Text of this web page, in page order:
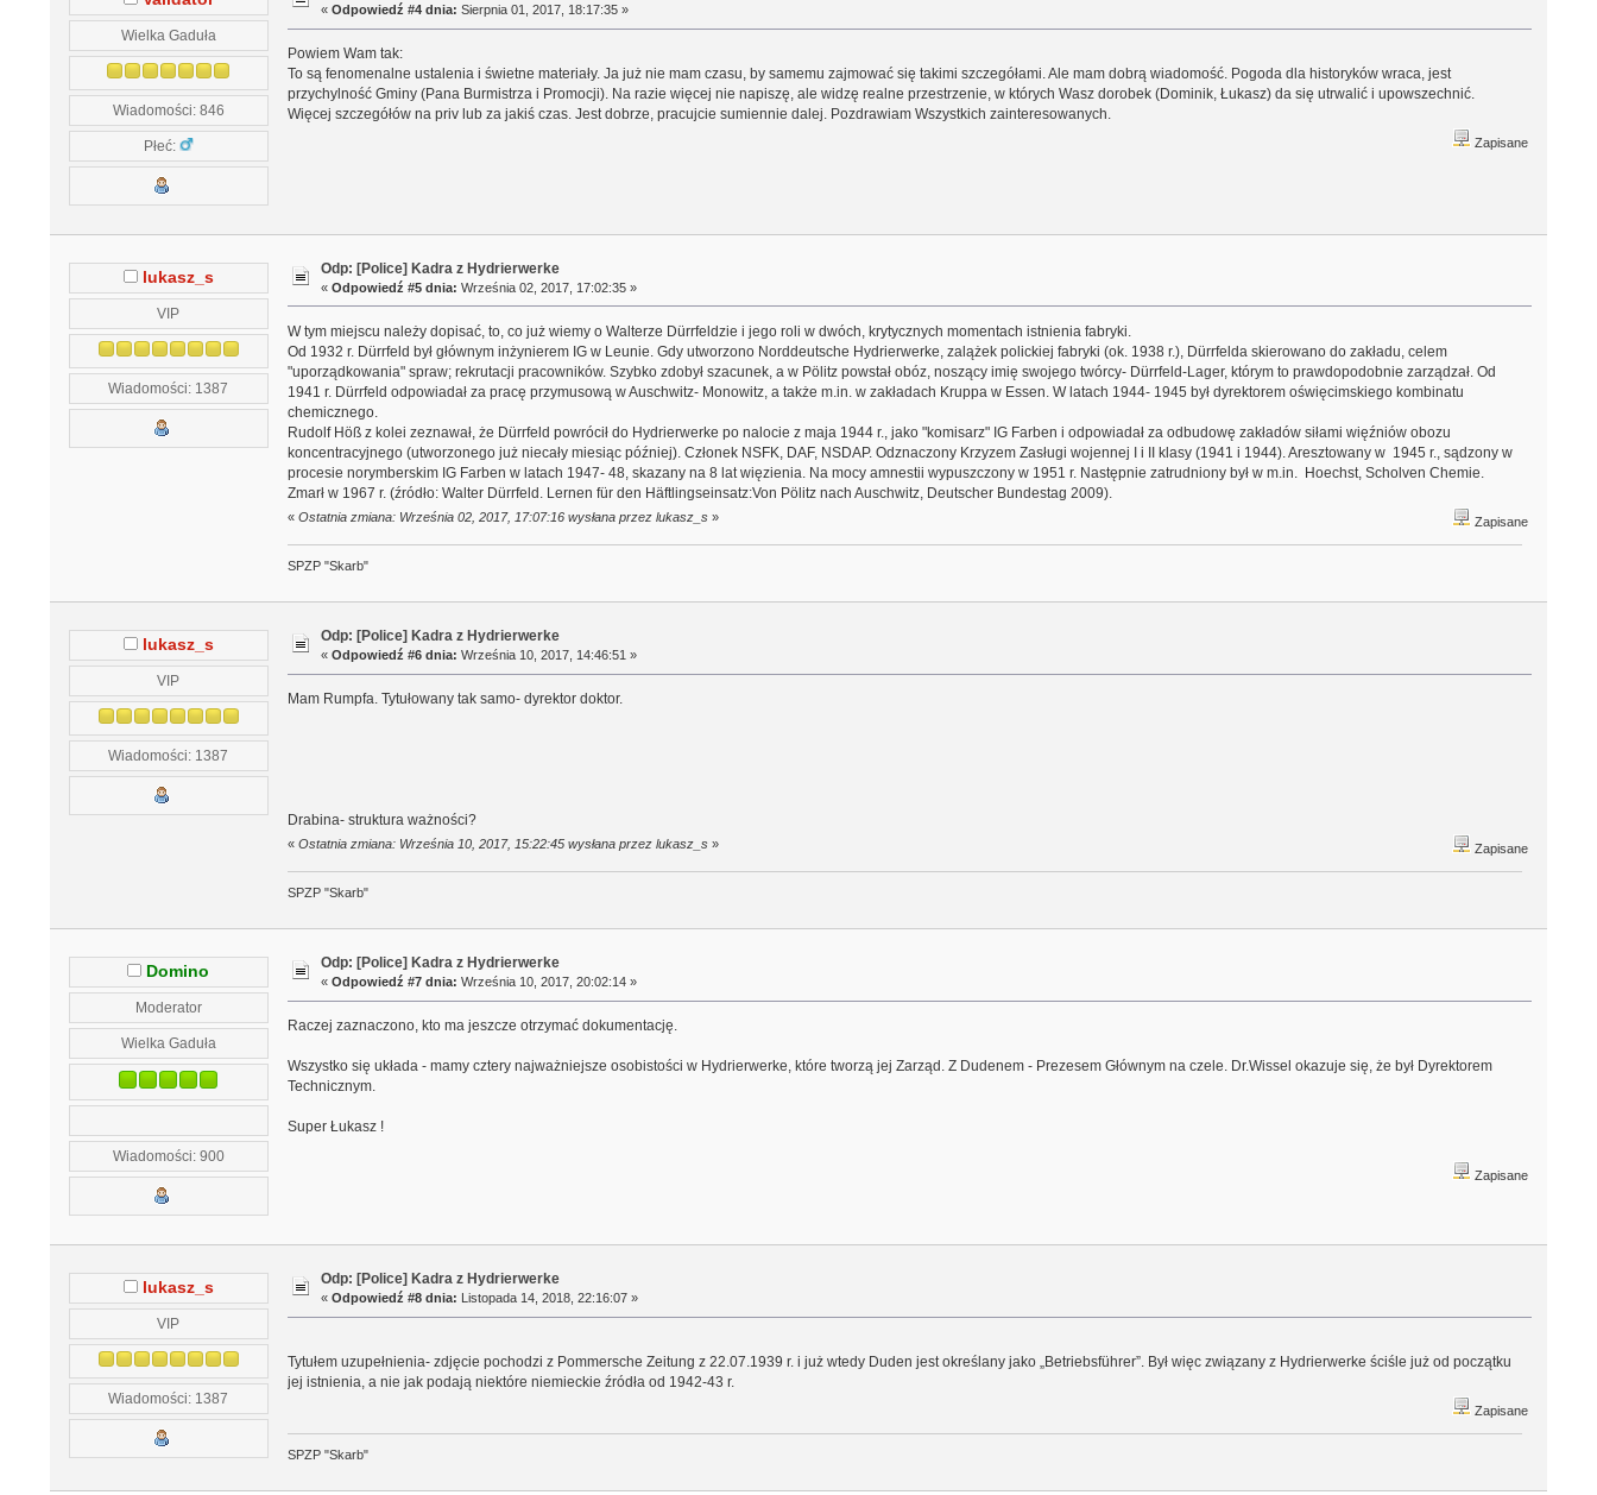
Wielka Gaduła
Wiadomości: 846
Płeć:
«Odpowiedź #4 dnia: Sierpnia 01, 2017, 18:17:35 »
Powiem Wam tak:
To są fenomenalne ustalenia i świetne materiały. Ja już nie mam czasu, by samemu zajmować się takimi szczegółami. Ale mam dobrą wiadomość. Pogoda dla historyków wraca, jest
przychylność Gminy (Pana Burmistrza i Promocji). Na razie więcej nie napiszę, ale widzę realne przestrzenie, w których Wasz dorobek (Dominik, Łukasz) da się utrwalić i upowszechnić.
Więcej szczegółów na priv lub za jakiś czas. Jest dobrze, pracujcie sumiennie dalej. Pozdrawiam Wszystkich zainteresowanych.
Zapisane
lukasz_s
VIP
Wiadomości: 1387
Odp: [Police] Kadra z Hydrierwerke
«Odpowiedź #5 dnia: Września 02, 2017, 17:02:35 »
W tym miejscu należy dopisać, to, co już wiemy o Walterze Dürrfeldzie i jego roli w dwóch, krytycznych momentach istnienia fabryki.
Od 1932 r. Dürrfeld był głównym inżynierem IG w Leunie. Gdy utworzono Norddeutsche Hydrierwerke, zalążek polickiej fabryki (ok. 1938 r.), Dürrfelda skierowano do zakładu, celem
"uporządkowania" spraw; rekrutacji pracowników. Szybko zdobył szacunek, a w Pölitz powstał obóz, noszący imię swojego twórcy- Dürrfeld-Lager, którym to prawdopodobnie zarządzał. Od
1941 r. Dürrfeld odpowiadał za pracę przymusową w Auschwitz- Monowitz, a także m.in. w zakładach Kruppa w Essen. W latach 1944- 1945 był dyrektorem oświęcimskiego kombinatu
chemicznego.
Rudolf Höß z kolei zeznawał, że Dürrfeld powrócił do Hydrierwerke po nalocie z maja 1944 r., jako "komisarz" IG Farben i odpowiadał za odbudowę zakładów siłami więźniów obozu
koncentracyjnego (utworzonego już niecały miesiąc później). Członek NSFK, DAF, NSDAP. Odznaczony Krzyzem Zasługi wojennej I i II klasy (1941 i 1944). Aresztowany w 1945 r., sądzony w
procesie norymberskim IG Farben w latach 1947- 48, skazany na 8 lat więzienia. Na mocy amnestii wypuszczony w 1951 r. Następnie zatrudniony był w m.in. Hoechst, Scholven Chemie.
Zmarł w 1967 r. (źródło: Walter Dürrfeld. Lernen für den Häftlingseinsatz:Von Pölitz nach Auschwitz, Deutscher Bundestag 2009).
« Ostatnia zmiana: Września 02, 2017, 17:07:16 wysłana przez lukasz_s» Zapisane
SPZP "Skarb"
lukasz_s
VIP
Wiadomości: 1387
Odp: [Police] Kadra z Hydrierwerke
«Odpowiedź #6 dnia: Września 10, 2017, 14:46:51 »
Mam Rumpfa. Tytułowany tak samo- dyrektor doktor.
Drabina- struktura ważności?
« Ostatnia zmiana: Września 10, 2017, 15:22:45 wysłana przez lukasz_s» Zapisane
SPZP "Skarb"
Domino
Moderator
Wielka Gaduła
Wiadomości: 900
Odp: [Police] Kadra z Hydrierwerke
«Odpowiedź #7 dnia: Września 10, 2017, 20:02:14 »
Raczej zaznaczono, kto ma jeszcze otrzymać dokumentację.
Wszystko się układa - mamy cztery najważniejsze osobistości w Hydrierwerke, które tworzą jej Zarząd. Z Dudenem - Prezesem Głównym na czele. Dr.Wissel okazuje się, że był Dyrektorem
Technicznym.
Super Łukasz !
Zapisane
lukasz_s
VIP
Wiadomości: 1387
Odp: [Police] Kadra z Hydrierwerke
«Odpowiedź #8 dnia: Listopada 14, 2018, 22:16:07 »
Tytułem uzupełnienia- zdjęcie pochodzi z Pommersche Zeitung z 22.07.1939 r. i już wtedy Duden jest określany jako „Betriebsführer”. Był więc związany z Hydrierwerke ściśle już od początku
jej istnienia, a nie jak podają niektóre niemieckie źródła od 1942-43 r.
Zapisane
SPZP "Skarb"